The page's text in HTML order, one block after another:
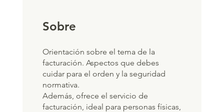
Sobre
Orientación sobre el tema de la
facturación. Aspectos que debes
cuidar para el orden y la seguridad
normativa.
Además, ofrece el servicio de
facturación, ideal para personas físicas,